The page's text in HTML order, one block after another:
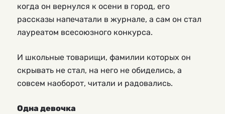
когда он вернулся к осени в город, его
рассказы напечатали в журнале, а сам он стал
лауреатом всесоюзного конкурса.
И школьные товарищи, фамилии которых он
скрывать не стал, на него не обиделись, а
совсем наоборот, читали и радовались.
Одна девочка